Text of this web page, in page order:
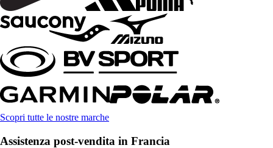
Scopri tutte le nostre marche
Assistenza post-vendita in Francia